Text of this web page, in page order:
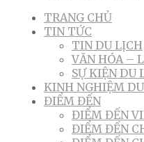
TRANG CHỦ
TIN TỨC
TIN DU LỊCH
VĂN HÓA –
SỰ KIỆN DU
KINH NGHIỆM
ĐIỂM ĐẾN
ĐIỂM ĐẾN
ĐIỂM ĐẾN